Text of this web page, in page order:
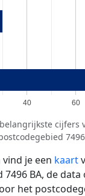
40 60
cijfers
je een kaart
BA, de
het